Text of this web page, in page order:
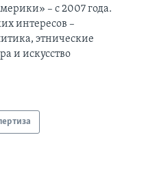
– с 2007 года.
интересов –
этнические
и искусство